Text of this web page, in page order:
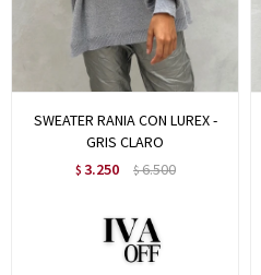
SWEATER RANIA CON LUREX -
GRIS CLARO
$ 3.250 $6.500